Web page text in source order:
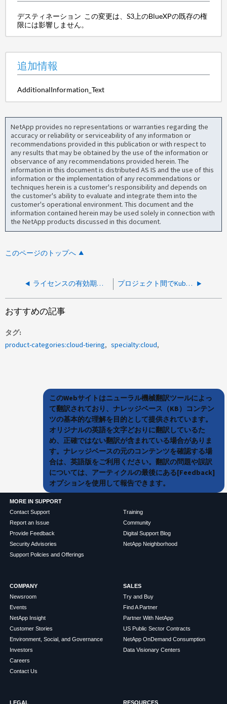
デスティネーション この変更は、S3上のBlueXPの既存の権
限には影響しません。
追加情報
AdditionalInformation_Text
NetApp provides no representations or warranties regarding the
accuracy or reliability or serviceability of any information or
recommendations provided in this publication or with respect to
any results that may be obtained by the use of the information or
observance of any recommendations provided herein. The
information in this document is distributed AS IS and the use of this
information or the implementation of any recommendations or
techniques herein is a customer's responsibility and depends on
the customer's ability to evaluate and integrate them into the
customer's operational environment. This document and the
information contained herein may be used solely in connection with
the NetApp products discussed in this document.
このページのトップへ
ライセンスの有効期限が切れたあと、またはライセンスされていない容量の後にデータを階層化することはできますか。 プロジェクト間でKubernetesクラスタを使用している場合にBlueXPにKubernetesクラスタが表示されない
おすすめの記事
タグ
product-categories:cloud-tiering
specialty:cloud
このWebサイトはニューラル機械翻訳ツールによっ
て翻訳されており、ナレッジベース（KB）コンテン
ツの基本的な理解を目的として提供されています。
オリジナルの英語を文字どおりに翻訳しているた
め、正確ではない翻訳が含まれている場合がありま
す。ナレッジベースの元のコンテンツを確認する場
合は、英語版をご利用ください。翻訳の問題や誤訳
については、アーティクルの最後にある[Feedback]
オプションを使用して報告できます。
MORE IN SUPPORT
Contact Support
Report an Issue
Provide Feedback
Security Advisories
Support Policies and Offerings
Training
Community
Digital Support Blog
NetApp Neighborhood
COMPANY
Newsroom
Events
NetApp Insight
Customer Stories
Environment, Social, and Governance
Investors
Careers
Contact Us
SALES
Try and Buy
Find A Partner
Partner With NetApp
US Public Sector Contracts
NetApp OnDemand Consumption
Data Visionary Centers
LEGAL RESOURCES